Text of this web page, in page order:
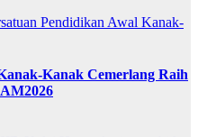
Pendidikan Awal Kanak-
Kanak Cemerlang Raih